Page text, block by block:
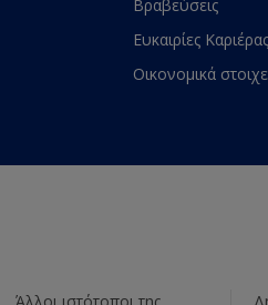
Βραβεύσεις
Ευκαιρίες Καριέρας
Οικονομικά